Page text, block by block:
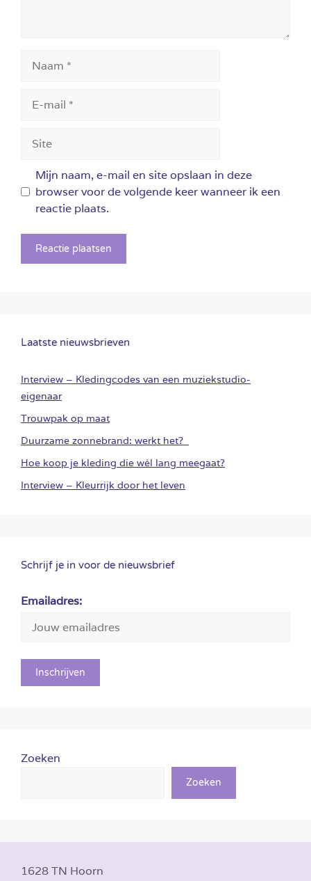
mail
Mijn naam, e-mail en site opslaan in deze
browser voor de volgende keer wanneer ik een
reactie plaats.
Laatste nieuwsbrieven
Interview – Kledingcodes van een muziekstudio-
eigenaar
Trouwpak op maat
Duurzame zonnebrand: werkt het?
Hoe koop je kleding die wél lang meegaat?
Interview – Kleurrijk door het leven
Schrijf je in voor de nieuwsbrief
Emailadres:
Zoeken
Zoeken
1628 TN Hoorn